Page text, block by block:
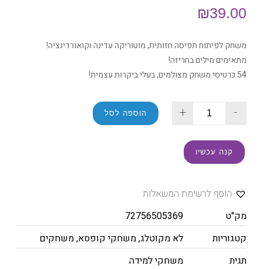
₪39.00
משחק לפיתוח תפיסה חזותית, מוטוריקה עדינה וקואורדינציה!
מתאימים מילים בחריזה!
54 כרטיסי משחק מצולמים, בעלי ביקרות עצמית!
-
+ הוספה לסל
קנה עכשיו
הוסף לרשימת המשאלות
מק"ט
72756505369
קטגוריות
לא מקוטלג,משחקי קופסא,משחקים
תגית
משחקי למידה